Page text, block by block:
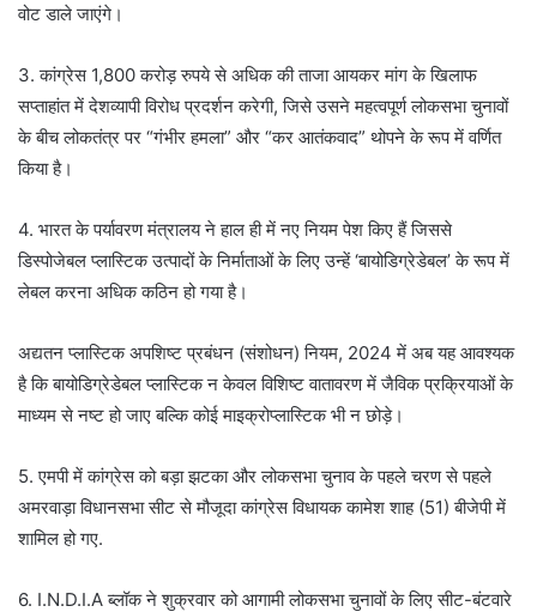
वोट डाले जाएंगे।
3. कांग्रेस 1,800 करोड़ रुपये से अधिक की ताजा आयकर मांग के खिलाफ
सप्ताहांत में देशव्यापी विरोध प्रदर्शन करेगी, जिसे उसने महत्वपूर्ण लोकसभा चुनावों
के बीच लोकतंत्र पर “गंभीर हमला” और “कर आतंकवाद” थोपने के रूप में वर्णित
किया है।
4. भारत के पर्यावरण मंत्रालय ने हाल ही में नए नियम पेश किए हैं जिससे
डिस्पोजेबल प्लास्टिक उत्पादों के निर्माताओं के लिए उन्हें ‘बायोडिग्रेडेबल’ के रूप में
लेबल करना अधिक कठिन हो गया है।
अद्यतन प्लास्टिक अपशिष्ट प्रबंधन (संशोधन) नियम, 2024 में अब यह आवश्यक
है कि बायोडिग्रेडेबल प्लास्टिक न केवल विशिष्ट वातावरण में जैविक प्रक्रियाओं के
माध्यम से नष्ट हो जाए बल्कि कोई माइक्रोप्लास्टिक भी न छोड़े।
5. एमपी में कांग्रेस को बड़ा झटका और लोकसभा चुनाव के पहले चरण से पहले
अमरवाड़ा विधानसभा सीट से मौजूदा कांग्रेस विधायक कामेश शाह (51) बीजेपी में
शामिल हो गए.
6. I.N.D.I.A ब्लॉक ने शुक्रवार को आगामी लोकसभा चुनावों के लिए सीट-बंटवारे